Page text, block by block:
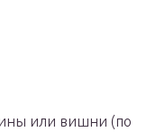
или вишни (по